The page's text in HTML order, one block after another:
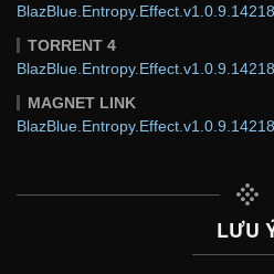
TORRENT 4
MAGNET LINK
LƯU